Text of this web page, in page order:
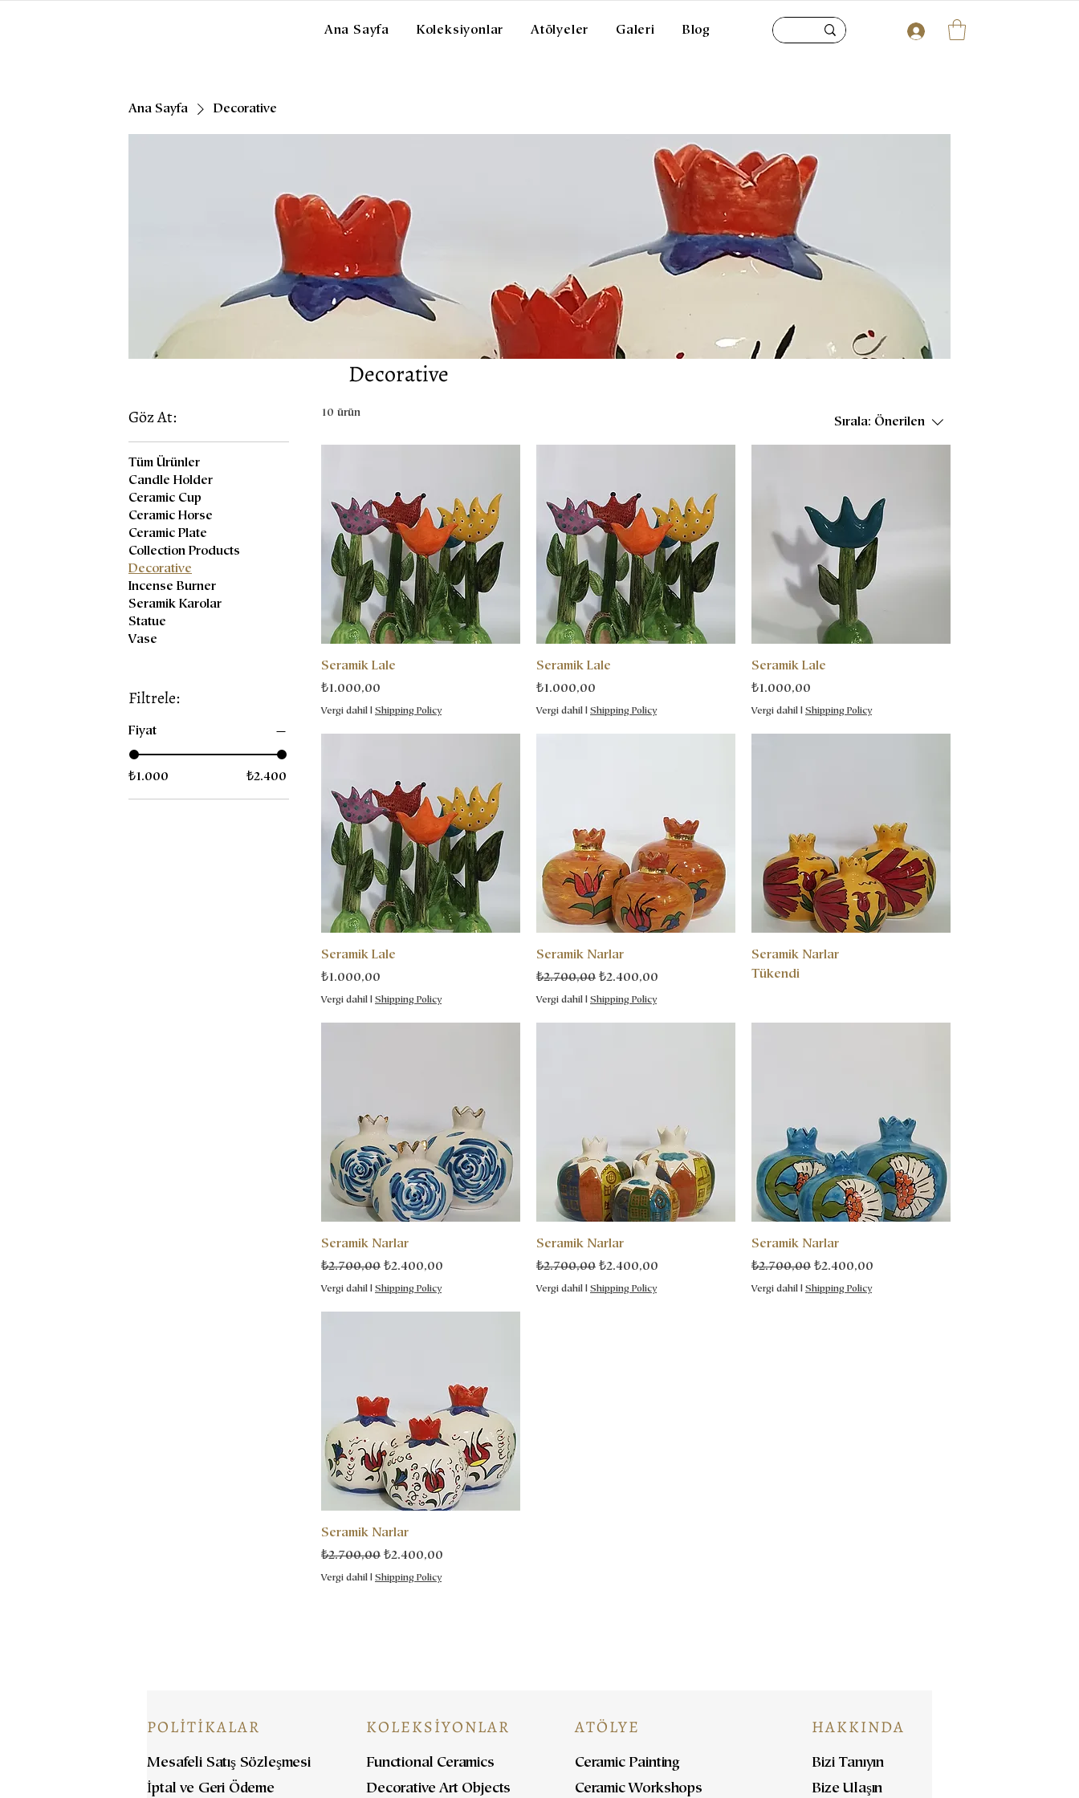
Ana Sayfa Koleksiyonlar Atölyeler Galeri Blog
Ana Sayfa Decorative
Decorative
Göz At:
Tüm Ürünler
Candle Holder
Ceramic Cup
Ceramic Horse
Ceramic Plate
Collection Products
Decorative
Incense Burner
Seramik Karolar
Statue
Vase
Filtrele:
Fiyat
₺1.000 ₺2.400
10 ürün
Sırala: Önerilen
Seramik Lale
Fiyat
₺1.000,00
Vergi dahil Shipping Policy
Seramik Lale
Fiyat
₺1.000,00
Vergi dahil Shipping Policy
Seramik Lale
Fiyat
₺1.000,00
Vergi dahil Shipping Policy
Seramik Lale
Fiyat
₺1.000,00
Vergi dahil Shipping Policy
Seramik Narlar
Normal Fiyat
₺2.700,00 İndirimli Fiyat
₺2.400,00
Vergi dahil Shipping Policy
Seramik Narlar
Tükendi
Seramik Narlar
Normal Fiyat
₺2.700,00 İndirimli Fiyat
₺2.400,00
Vergi dahil Shipping Policy
Seramik Narlar
Normal Fiyat
₺2.700,00 İndirimli Fiyat
₺2.400,00
Vergi dahil Shipping Policy
Seramik Narlar
Normal Fiyat
₺2.700,00 İndirimli Fiyat
₺2.400,00
Vergi dahil Shipping Policy
Seramik Narlar
Normal Fiyat
₺2.700,00 İndirimli Fiyat
₺2.400,00
Vergi dahil Shipping Policy
POLİTİKALAR
Mesafeli Satış Sözleşmesi
İptal ve Geri Ödeme
KOLEKSİYONLAR
Functional Ceramics
Decorative Art Objects
ATÖLYE
Ceramic Painting
Ceramic Workshops
HAKKINDA
Bizi Tanıyın
Bize Ulaşın